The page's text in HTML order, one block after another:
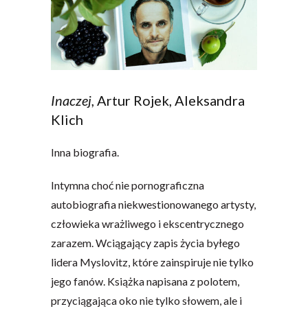
Inaczej, Artur Rojek, Aleksandra
Klich
Inna biografia.
Intymna choć nie pornograficzna
autobiografia niekwestionowanego artysty,
człowieka wrażliwego i ekscentrycznego
zarazem. Wciągający zapis życia byłego
lidera Myslovitz, które zainspiruje nie tylko
jego fanów. Książka napisana z polotem,
przyciągająca oko nie tylko słowem, ale i